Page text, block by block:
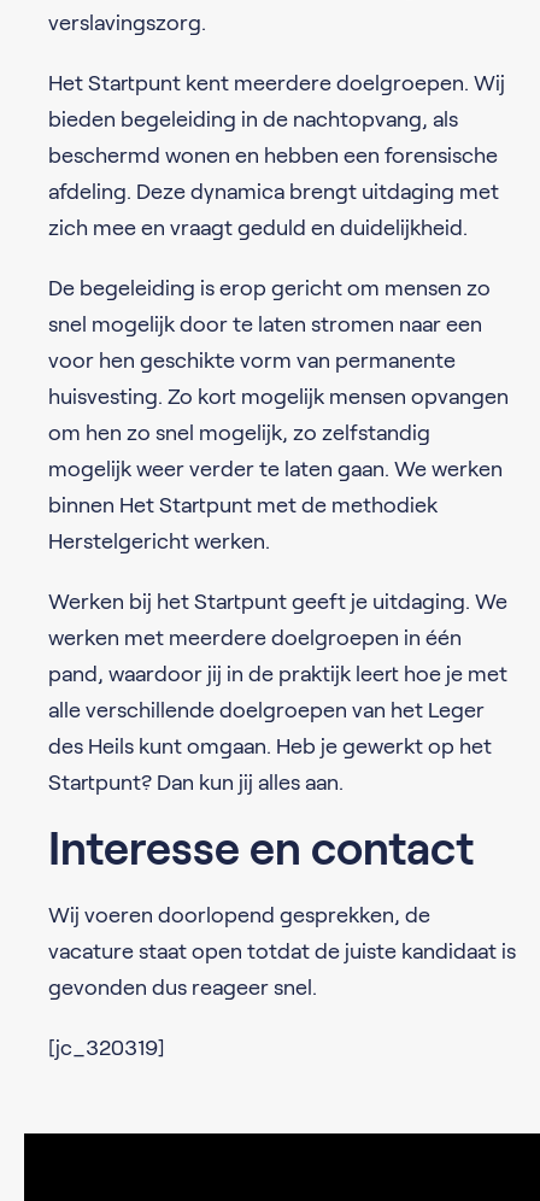
verslavingszorg.
Het Startpunt kent meerdere doelgroepen. Wij
bieden begeleiding in de nachtopvang, als
beschermd wonen en hebben een forensische
afdeling. Deze dynamica brengt uitdaging met
zich mee en vraagt geduld en duidelijkheid.
De begeleiding is erop gericht om mensen zo
snel mogelijk door te laten stromen naar een
voor hen geschikte vorm van permanente
huisvesting. Zo kort mogelijk mensen opvangen
om hen zo snel mogelijk, zo zelfstandig
mogelijk weer verder te laten gaan. We werken
binnen Het Startpunt met de methodiek
Herstelgericht werken.
Werken bij het Startpunt geeft je uitdaging. We
werken met meerdere doelgroepen in één
pand, waardoor jij in de praktijk leert hoe je met
alle verschillende doelgroepen van het Leger
des Heils kunt omgaan. Heb je gewerkt op het
Startpunt? Dan kun jij alles aan.
Interesse en contact
Wij voeren doorlopend gesprekken, de
vacature staat open totdat de juiste kandidaat is
gevonden dus reageer snel.
[jc_320319]